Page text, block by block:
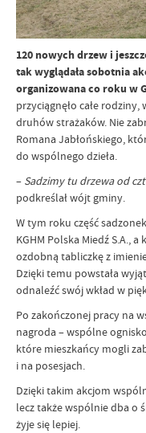
120 nowych drzew i
tak wyglądała sobotnia
organizowana co roku w
przyciągnęło całe
druhów strażaków. Nie
Romana Jabłońskiego,
do wspólnego dzieła.
– Sadzimy tu drzewa od
podkreślał wójt gminy.
W tym roku część
KGHM Polska Miedź S.A.,
ozdobną tabliczkę z
Dzięki temu powstała
odnaleźć swój wkład w
Po zakończonej pracy na
nagroda – wspólne
które mieszkańcy mogli
i na posesjach.
Dzięki takim akcjom
lecz także wspólnie dba o
żyje się lepiej.